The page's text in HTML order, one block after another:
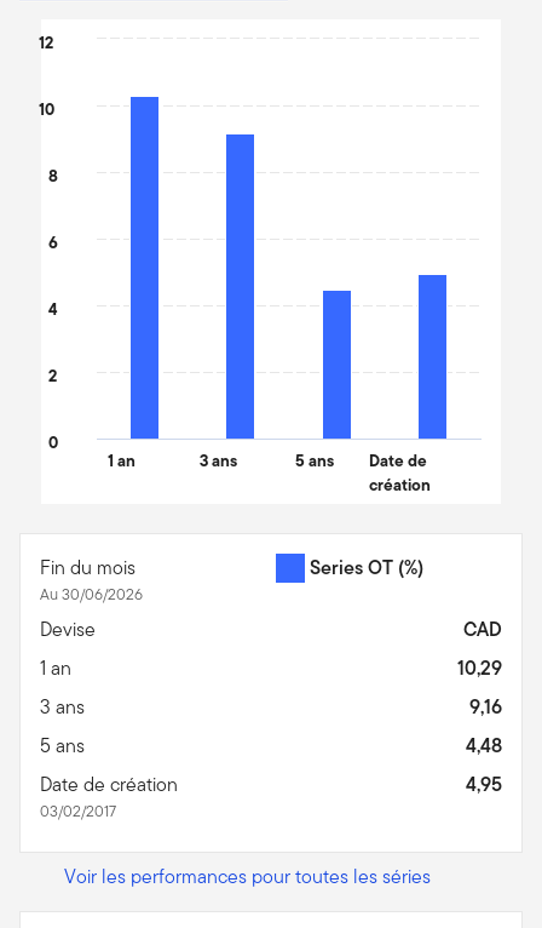
The chart has 1 X axis displaying categories.
The chart has 1 Y axis displaying values. Data ranges from 4.48
1 an 3 ans 5 ans
Date de
création
0
2
4
6
8
10
12
Fin du mois
Au 30/06/2026
Series OT (%)
Devise
CAD
1 an
10,29
3 ans
9,16
5 ans
4,48
Date de création
03/02/2017
4,95
Voir les performances pour toutes les séries